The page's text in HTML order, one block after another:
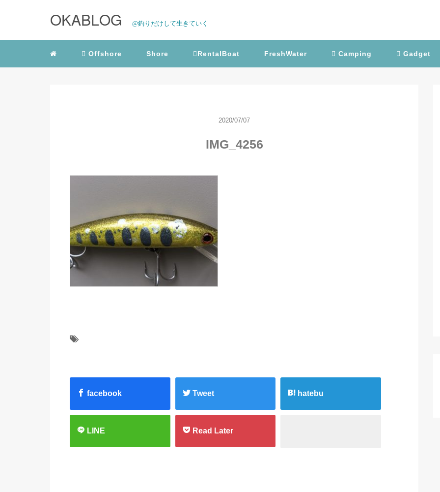
OKABLOG @釣りだけして生きていく
Offshore Shore RentalBoat FreshWater Camping Gadget
2020/07/07
IMG_4256
facebook Tweet hatebu
LINE Read Later